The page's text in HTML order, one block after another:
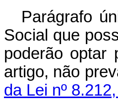
Parágrafo
Social que
poderão optar
artigo, não
da Lei nº